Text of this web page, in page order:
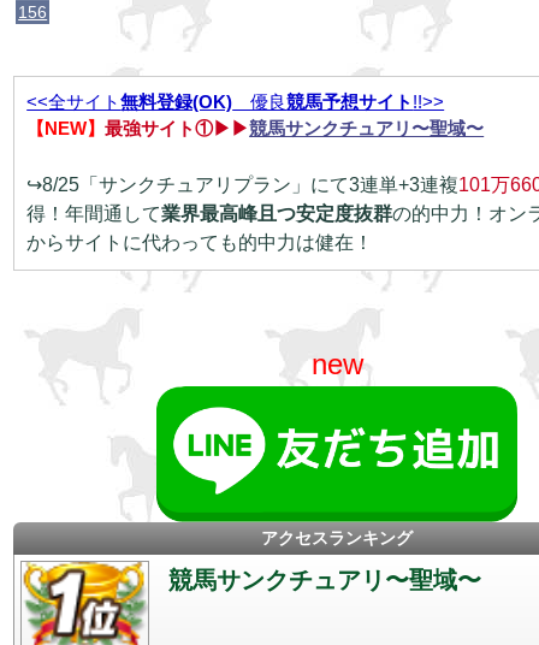
156
<<全サイト無料登録(OK) 優良競馬予想サイト !!>>
【NEW】最強サイト①▶▶競馬サンクチュアリ〜聖域〜
↪8/25「サンクチュアリプラン」にて3連単+3連複101万
得！年間通して業界最高峰且つ安定度抜群の的中力！オン
からサイトに代わっても的中力は健在！
new
アクセスランキング
競馬サンクチュアリ〜聖域〜